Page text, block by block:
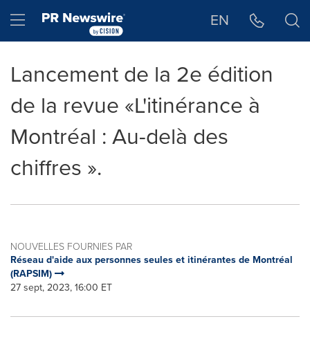
Hamburger menu EN
Lancement de la 2e édition
de la revue «L'itinérance à
Montréal : Au-delà des
chiffres ».
NOUVELLES FOURNIES PAR
Réseau d'aide aux personnes seules et itinérantes de Montréal
(RAPSIM)
27 sept, 2023, 16:00 ET